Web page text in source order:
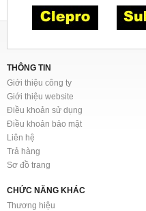
THÔNG TIN
Giới thiệu công ty
Giới thiệu website
Điều khoản sử dụng
Điều khoản bảo mật
Liên hệ
Trả hàng
Sơ đồ trang
CHỨC NĂNG KHÁC
Thương hiệu